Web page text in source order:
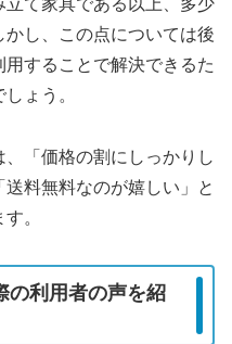
て家具である以上、多少
し、この点については後
することで解決できるた
ょう。
「価格の割にしっかりし
料無料なのが嬉しい」と
。
の利用者の声を紹